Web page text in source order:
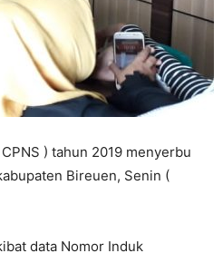
) tahun 2019 menyerbu
Bireuen, Senin (
data Nomor Induk